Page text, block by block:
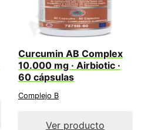
Curcumin AB Complex
10.000 mg · Airbiotic ·
60 cápsulas
Complejo B
Ver producto